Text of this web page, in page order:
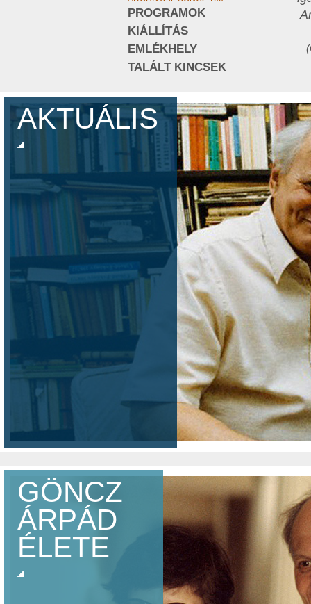
PROGRAMOK
KIÁLLÍTÁS
EMLÉKHELY
TALÁLT KINCSEK
AKTUÁLIS
GÖNCZ
ÁRPÁD
ÉLETE
ÉLETRAJZ
IDŐVONAL